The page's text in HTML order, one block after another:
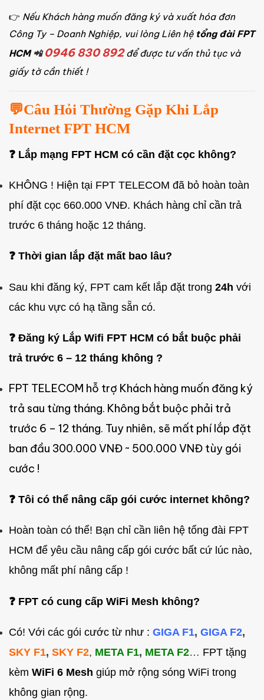
👉 Nếu Khách hàng muốn đăng ký và xuất hóa đơn
Công Ty – Doanh Nghiệp, vui lòng Liên hệ tổng đài FPT
HCM 📲0946 830 892để được tư vấn thủ tục và
giấy tờ cần thiết !
💬Câu Hỏi Thường Gặp Khi Lắp
Internet FPT HCM
❓ Lắp mạng FPT HCM có cần đặt cọc không?
KHÔNG ! Hiện tại FPT TELECOM đã bỏ hoàn toàn
phí đặt cọc 660.000 VNĐ. Khách hàng chỉ cần trả
trước 6 tháng hoặc 12 tháng.
❓ Thời gian lắp đặt mất bao lâu?
Sau khi đăng ký, FPT cam kết lắp đặt trong 24h với
các khu vực có hạ tầng sẵn có.
❓ Đăng ký Lắp Wifi FPT HCM có bắt buộc phải
trả trước 6 – 12 tháng không ?
FPT TELECOM hỗ trợ Khách hàng muốn đăng ký
trả sau từng tháng. Không bắt buộc phải trả
trước 6 – 12 tháng. Tuy nhiên, sẽ mất phí lắp đặt
ban đầu 300.000 VNĐ ~ 500.000 VNĐ tùy gói
cước !
❓ Tôi có thể nâng cấp gói cước internet không?
Hoàn toàn có thể! Bạn chỉ cần liên hệ tổng đài FPT
HCM để yêu cầu nâng cấp gói cước bất cứ lúc nào,
không mất phí nâng cấp !
❓ FPT có cung cấp WiFi Mesh không?
Có! Với các gói cước từ như : GIGA F1, GIGA F2,
SKY F1, SKY F2, META F1, META F2… FPT tặng
kèm WiFi 6 Mesh giúp mở rộng sóng WiFi trong
không gian rộng.